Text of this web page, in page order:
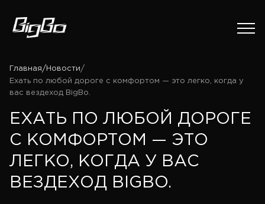
Главная/ Новости/
Ехать по любой дороге с комфортом — это легко, когда у
вас вездеход BigBo.
ЕХАТЬ ПО ЛЮБОЙ ДОРОГЕ
С КОМФОРТОМ — ЭТО
ЛЕГКО, КОГДА У ВАС
ВЕЗДЕХОД BIGBO.